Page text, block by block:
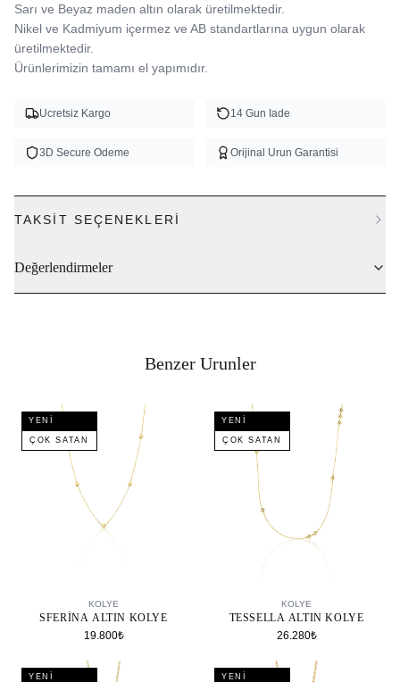
Sarı ve Beyaz maden altın olarak üretilmektedir.
Nikel ve Kadmiyum içermez ve AB standartlarına uygun olarak
üretilmektedir.
Ürünlerimizin tamamı el yapımıdır.
Ucretsiz Kargo 14 Gun Iade
3D Secure Odeme Orijinal Urun Garantisi
TAKSIT SEÇENEKLERI
Değerlendirmeler
Benzer Urunler
YENI
ÇOK SATAN
KOLYE
SFERINA ALTIN KOLYE
19.800₺
YENI
ÇOK SATAN
KOLYE
TESSELLA ALTIN KOLYE
26.280₺
YENI YENI